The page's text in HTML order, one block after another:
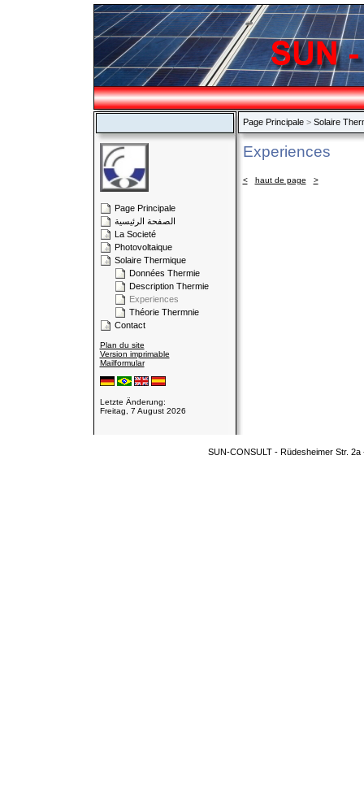
Page Principale> Solaire
Page Principale
الصفحة الرئيسية
La Societé
Photovoltaique
Solaire Thermique
Données Thermie
Description Thermie
Experiences
Théorie Thermnie
Contact
Plan du site
Version imprimable
Mailformular
Letzte Änderung:
Freitag, 7 August 2026
Experiences
< haut de page >
SUN-CONSULT - Rüdesheimer Str.